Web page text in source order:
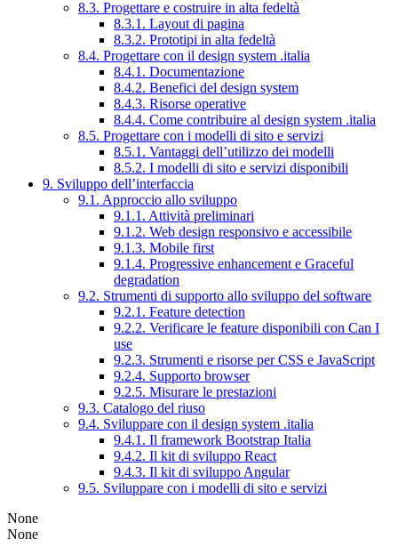
8.3. Progettare e costruire in alta fedeltà
8.3.1. Layout di pagina
8.3.2. Prototipi in alta fedeltà
8.4. Progettare con il design system .italia
8.4.1. Documentazione
8.4.2. Benefici del design system
8.4.3. Risorse operative
8.4.4. Come contribuire al design system .italia
8.5. Progettare con i modelli di sito e servizi
8.5.1. Vantaggi dell’utilizzo dei modelli
8.5.2. I modelli di sito e servizi disponibili
9. Sviluppo dell’interfaccia
9.1. Approccio allo sviluppo
9.1.1. Attività preliminari
9.1.2. Web design responsivo e accessibile
9.1.3. Mobile first
9.1.4. Progressive enhancement e Graceful
degradation
9.2. Strumenti di supporto allo sviluppo del software
9.2.1. Feature detection
9.2.2. Verificare le feature disponibili con Can I
use
9.2.3. Strumenti e risorse per CSS e JavaScript
9.2.4. Supporto browser
9.2.5. Misurare le prestazioni
9.3. Catalogo del riuso
9.4. Sviluppare con il design system .italia
9.4.1. Il framework Bootstrap Italia
9.4.2. Il kit di sviluppo React
9.4.3. Il kit di sviluppo Angular
9.5. Sviluppare con i modelli di sito e servizi
None
None